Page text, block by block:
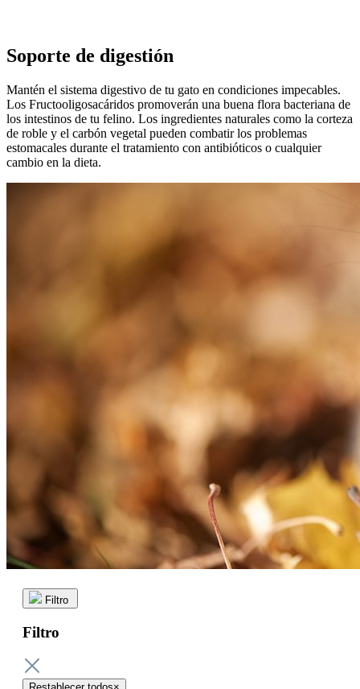
Soporte de digestión
Mantén el sistema digestivo de tu gato en condiciones impecables.
Los Fructooligosacáridos promoverán una buena flora bacteriana de
los intestinos de tu felino. Los ingredientes naturales como la corteza
de roble y el carbón vegetal pueden combatir los problemas
estomacales durante el tratamiento con antibióticos o cualquier
cambio en la dieta.
Filtro
Filtro